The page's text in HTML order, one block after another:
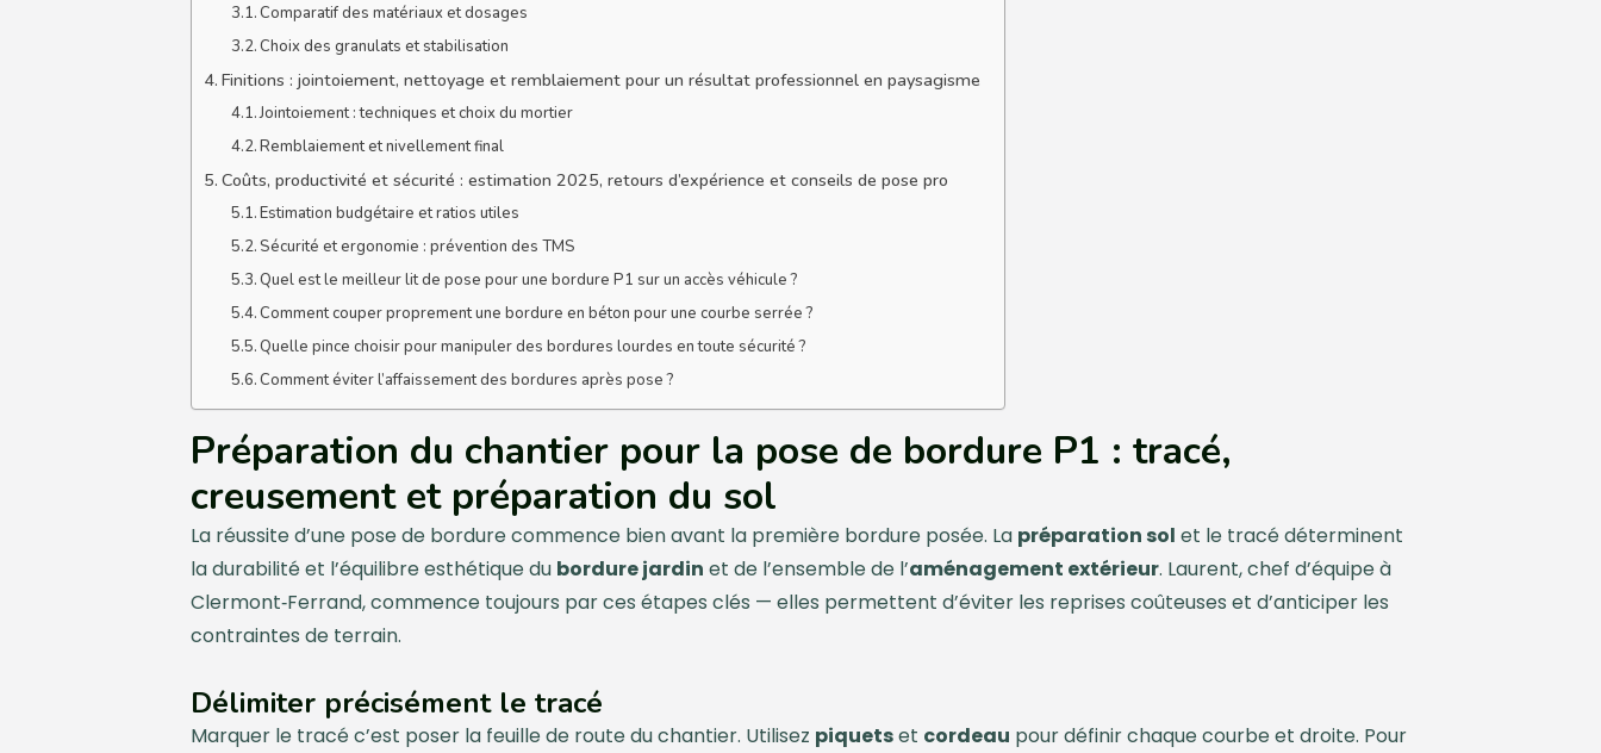
Comparatif des matériaux et dosages
Choix des granulats et stabilisation
Finitions : jointoiement, nettoyage et remblaiement pour un résultat professionnel en paysagisme
Jointoiement : techniques et choix du mortier
Remblaiement et nivellement final
Coûts, productivité et sécurité : estimation 2025, retours d’expérience et conseils de pose pro
Estimation budgétaire et ratios utiles
Sécurité et ergonomie : prévention des TMS
Quel est le meilleur lit de pose pour une bordure P1 sur un accès véhicule ?
Comment couper proprement une bordure en béton pour une courbe serrée ?
Quelle pince choisir pour manipuler des bordures lourdes en toute sécurité ?
Comment éviter l’affaissement des bordures après pose ?
Préparation du chantier pour la pose de bordure P1 : tracé,
creusement et préparation du sol
La réussite d’une pose de bordure commence bien avant la première bordure posée. La préparation sol et le tracé déterminent
la durabilité et l’équilibre esthétique du bordure jardin et de l’ensemble de l’aménagement extérieur. Laurent, chef d’équipe à
Clermont‑Ferrand, commence toujours par ces étapes clés — elles permettent d’éviter les reprises coûteuses et d’anticiper les
contraintes de terrain.
Délimiter précisément le tracé
Marquer le tracé c’est poser la feuille de route du chantier. Utilisez piquetset cordeau pour définir chaque courbe et droite. Pour